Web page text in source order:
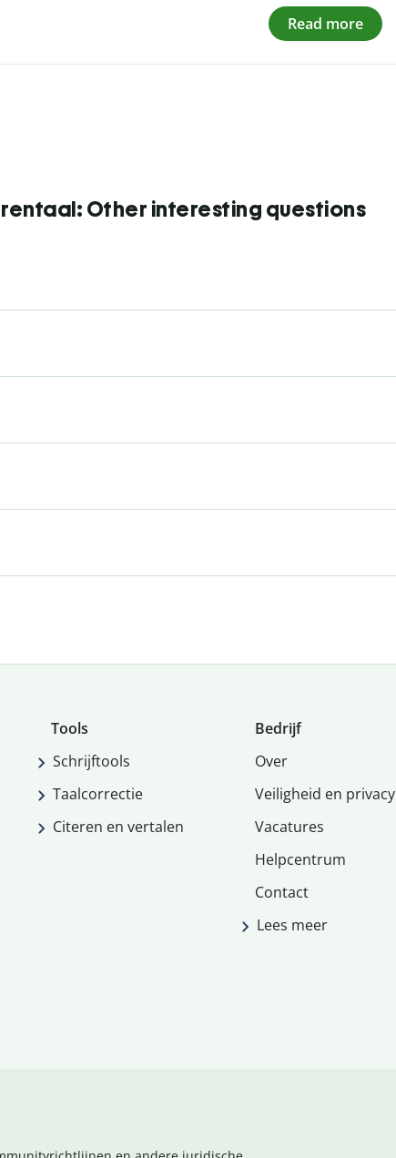
Read more
Other interesting questions
Tools
Schrijftools
Taalcorrectie
Citeren en vertalen
Bedrijf
Over
Veiligheid en privacy
Vacatures
Helpcentrum
Contact
Lees meer